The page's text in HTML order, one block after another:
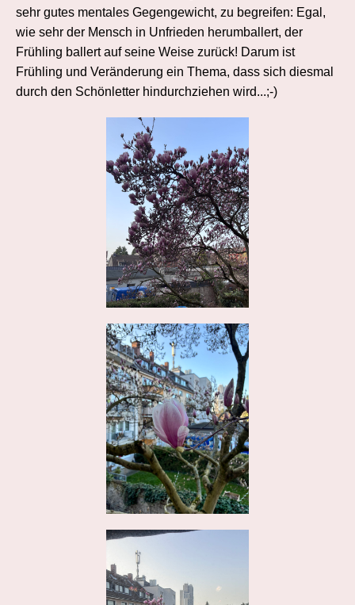
sehr gutes mentales Gegengewicht, zu begreifen: Egal,
wie sehr der Mensch in Unfrieden herumballert, der
Frühling ballert auf seine Weise zurück! Darum ist
Frühling und Veränderung ein Thema, dass sich diesmal
durch den Schönletter hindurchziehen wird...;-)